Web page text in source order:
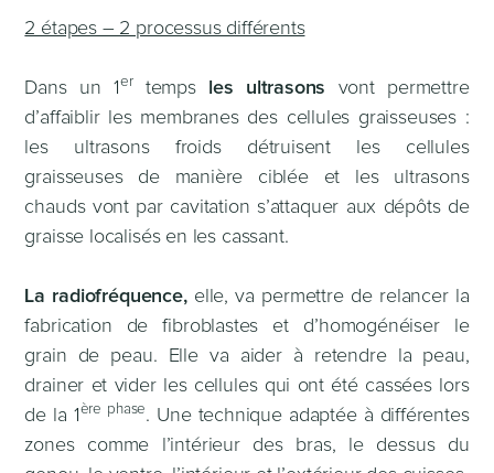
2 étapes – 2 processus différents
Dans un 1 er temps les ultrasons vont permettre
d’affaiblir les membranes des cellules graisseuses :
les ultrasons froids détruisent les cellules
graisseuses de manière ciblée et les ultrasons
chauds vont par cavitation s’attaquer aux dépôts de
graisse localisés en les cassant.
La radiofréquence, elle, va permettre de relancer la
fabrication de fibroblastes et d’homogénéiser le
grain de peau. Elle va aider à retendre la peau,
drainer et vider les cellules qui ont été cassées lors
de la 1 ère phase. Une technique adaptée à différentes
zones comme l’intérieur des bras, le dessus du